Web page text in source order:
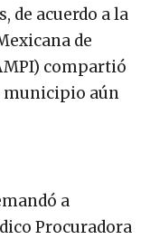
de acuerdo a la
de
compartió
municipio aún
a
Procuradora